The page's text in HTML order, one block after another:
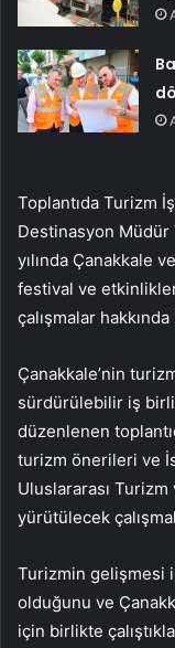
Toplantıda Turizm
Destinasyon Müdür
yılında Çanakkale
festival ve
çalışmalar
Çanakkale’nin
sürdürülebilir iş
düzenlenen
turizm önerileri ve
Uluslararası Turizm
yürütülecek
Turizmin gelişmesi
olduğunu ve
için birlikte